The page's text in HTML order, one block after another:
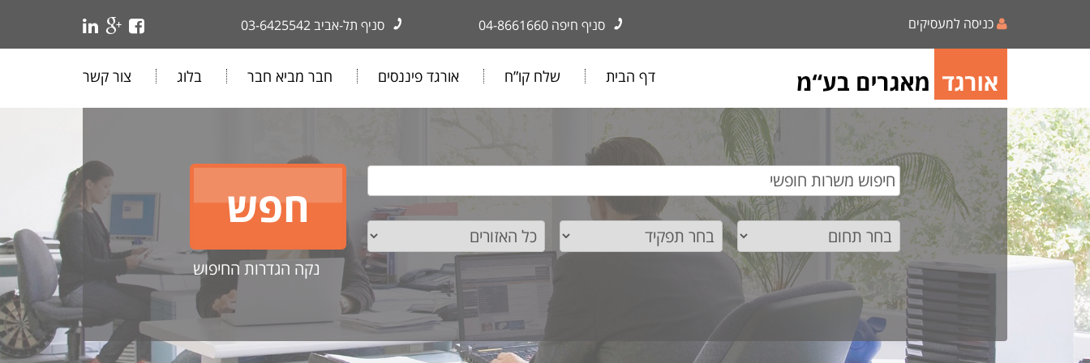
כניסה למעסיקים סניף חיפה 04-8661660 סניף תל-אביב03-6425542
דף הבית שלח קו”ח אורגד פיננסים חבר מביא חבר בלוג צור קשר
נקה הגדרות החיפוש